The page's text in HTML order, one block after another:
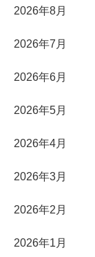
2026年8月
2026年7月
2026年6月
2026年5月
2026年4月
2026年3月
2026年2月
2026年1月